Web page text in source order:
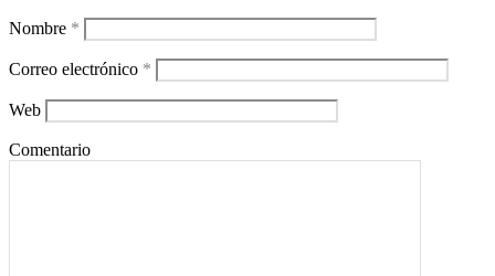
Nombre *
Correo electrónico *
Web
Comentario